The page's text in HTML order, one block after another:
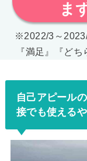
ま
※2022/3～
『満足』『ど
自己アピール
接でも使える